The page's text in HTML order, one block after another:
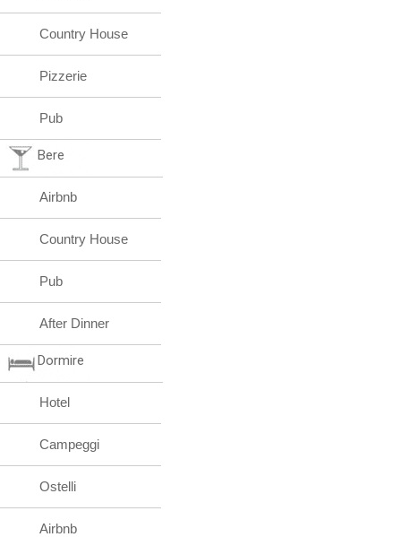
Country House
Pizzerie
Pub
Bere
Airbnb
Country House
Pub
After Dinner
Dormire
Hotel
Campeggi
Ostelli
Airbnb